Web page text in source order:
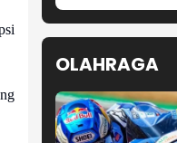
OLAHRAGA